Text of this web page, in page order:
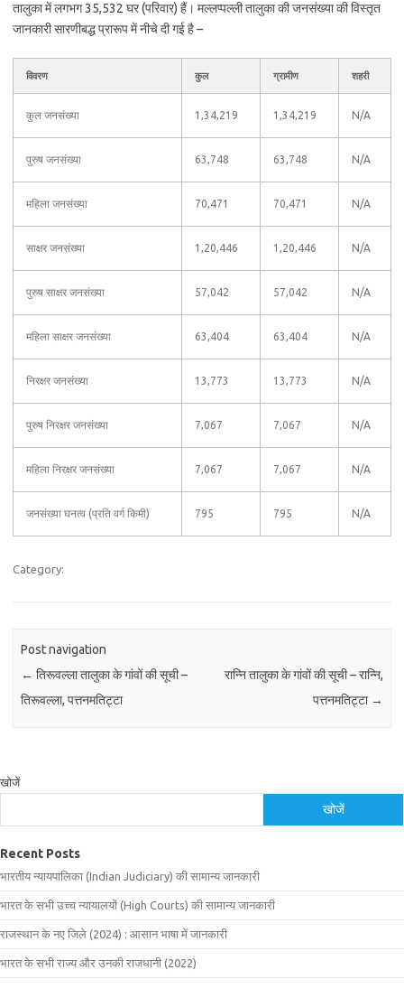
तालुका में लगभग 35,532 घर (परिवार) हैं। मल्लप्पल्ली तालुका की जनसंख्या की विस्तृत
जानकारी सारणीबद्ध प्रारूप में नीचे दी गई है –
विवरण कुल ग्रामीण शहरी
कुल जनसंख्या 1,34,219 1,34,219 N/A
पुरुष जनसंख्या 63,748 63,748 N/A
महिला जनसंख्या 70,471 70,471 N/A
साक्षर जनसंख्या 1,20,446 1,20,446 N/A
पुरुष साक्षर जनसंख्या 57,042 57,042 N/A
महिला साक्षर जनसंख्या 63,404 63,404 N/A
निरक्षर जनसंख्या 13,773 13,773 N/A
पुरुष निरक्षर जनसंख्या 7,067 7,067 N/A
महिला निरक्षर जनसंख्या 7,067 7,067 N/A
जनसंख्या घनत्व (प्रति वर्ग किमी) 795 795 N/A
Category:
Post navigation
← तिरूवल्ला तालुका के गांवों की सूची –
तिरूवल्ला, पत्तनमतिट्टा
रान्नि तालुका के गांवों की सूची – रान्नि,
पत्तनमतिट्टा →
खोजें
खोजें
Recent Posts
भारतीय न्यायपालिका (Indian Judiciary) की सामान्य जानकारी
भारत के सभी उच्च न्यायालयों (High Courts) की सामान्य जानकारी
राजस्थान के नए जिले (2024) : आसान भाषा में जानकारी
भारत के सभी राज्य और उनकी राजधानी (2022)